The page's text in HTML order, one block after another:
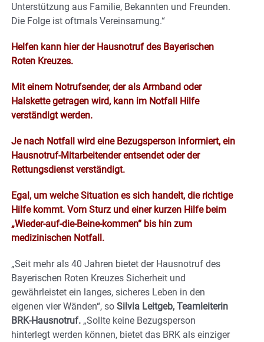
Unterstützung aus Familie, Bekannten und Freunden.
Die Folge ist oftmals Vereinsamung.“
Helfen kann hier der Hausnotruf des Bayerischen
Roten Kreuzes.
Mit einem Notrufsender, der als Armband oder
Halskette getragen wird, kann im Notfall Hilfe
verständigt werden.
Je nach Notfall wird eine Bezugsperson informiert, ein
Hausnotruf-Mitarbeitender entsendet oder der
Rettungsdienst verständigt.
Egal, um welche Situation es sich handelt, die richtige
Hilfe kommt. Vom Sturz und einer kurzen Hilfe beim
„Wieder-auf-die-Beine-kommen“ bis hin zum
medizinischen Notfall.
„Seit mehr als 40 Jahren bietet der Hausnotruf des
Bayerischen Roten Kreuzes Sicherheit und
gewährleistet ein langes, sicheres Leben in den
eigenen vier Wänden“, so Silvia Leitgeb, Teamleiterin
BRK-Hausnotruf. „Sollte keine Bezugsperson
hinterlegt werden können, bietet das BRK als einziger